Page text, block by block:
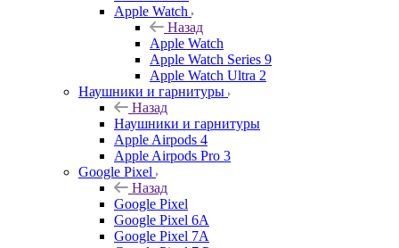
Apple Watch
Назад
Apple Watch
Apple Watch Series 9
Apple Watch Ultra 2
Наушники и гарнитуры
Назад
Наушники и гарнитуры
Apple Airpods 4
Apple Airpods Pro 3
Google Pixel
Назад
Google Pixel
Google Pixel 6A
Google Pixel 7А